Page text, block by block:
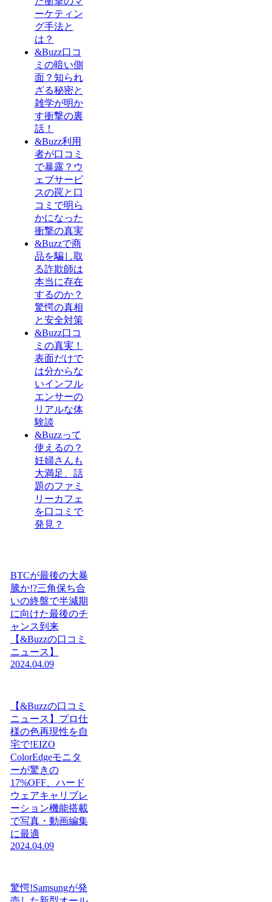
ーケティン
グ手法と
は？
&Buzz口コ
ミの暗い側
面？知られ
ざる秘密と
雑学が明か
す衝撃の裏
話！
&Buzz利用
者が口コミ
で暴露？ウ
ェブサービ
スの罠と口
コミで明ら
かになった
衝撃の真実
&Buzzで商
品を騙し取
る詐欺師は
本当に存在
するのか？
驚愕の真相
と安全対策
&Buzz口コ
ミの真実！
表面だけで
は分からな
いインフル
エンサーの
リアルな体
験談
&Buzzって
使えるの？
妊婦さんも
大満足、話
題のファミ
リーカフェ
を口コミで
発見？
BTCが最後の大暴
騰か!?三角保ち合
いの終盤で半減期
に向けた最後のチ
ャンス到来
【&Buzzの口コミ
ニュース】
2024.04.09
【&Buzzの口コミ
ニュース】プロ仕
様の色再現性を自
宅で!EIZO
ColorEdgeモニタ
ーが驚きの
17%OFF、ハード
ウェアキャリブレ
ーション機能搭載
で写真・動画編集
に最適
2024.04.09
驚愕!Samsungが発